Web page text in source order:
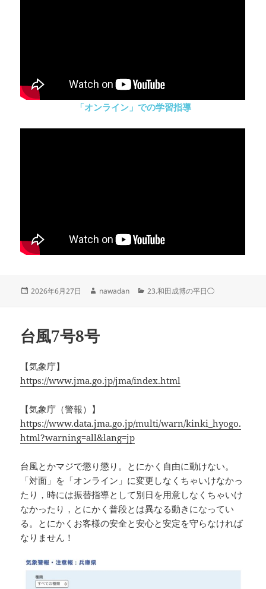
「オンライン」での学習指導
投
2026年6月27日
作
nawadan
カ
23.和田成博の平日◯
台風7号8号
【気象庁】
https://www.jma.go.jp/jma/index.html
【気象庁（警報）】
https://www.data.jma.go.jp/multi/warn/kinki_hyogo.
html?warning=all&lang=jp
台風とかマジで懲り懲り。とにかく自由に動けない。
「対面」を「オンライン」に変更しなくちゃいけなかっ
たり，時には振替指導として別日を用意しなくちゃいけ
なかったり，とにかく普段とは異なる動きになってい
る。とにかくお客様の安全と安心と安定を守らなければ
なりません！